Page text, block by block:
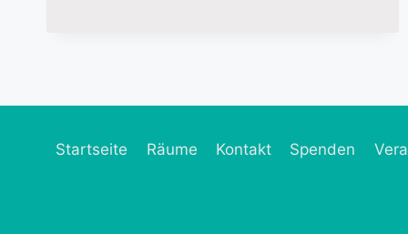
Startseite Räume Kontakt Spenden